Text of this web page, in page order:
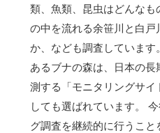
類、魚類、昆虫はどんな
の中を流れる余笹川と白戸
か、なども調査しています
あるブナの森は、日本の
測する「モニタリングサイ
しても選ばれています。
グ調査を継続的に行うこ